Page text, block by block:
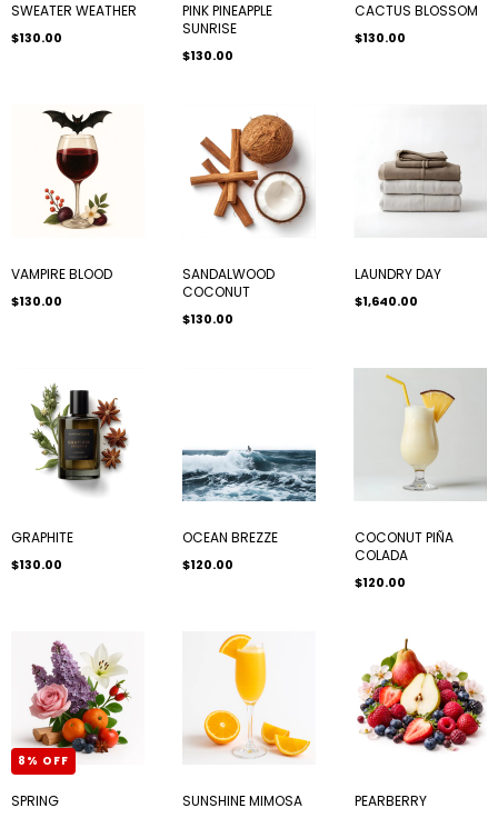
SWEATER WEATHER
$130.00
PINK PINEAPPLE
SUNRISE
$130.00
CACTUS BLOSSOM
$130.00
VAMPIRE BLOOD
$130.00
SANDALWOOD
COCONUT
$130.00
LAUNDRY DAY
$1,640.00
GRAPHITE
$130.00
OCEAN BREZZE
$120.00
COCONUT PIÑA
COLADA
$120.00
8 % OFF
SPRING SUNSHINE MIMOSA PEARBERRY